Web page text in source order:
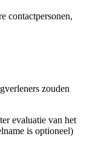
contactpersonen,
zouden
evaluatie van het
is optioneel)